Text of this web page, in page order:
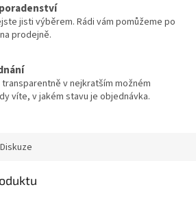
jisti výběrem. Rádi vám pomůžeme po
prodejně.
v nejkratším možném
víte, v jakém stavu je objednávka.
Diskuze